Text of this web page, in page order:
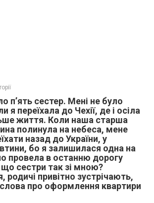
п’ять сестер. Мені не було
я переїхала до Чехії, де і осіла
життя. Коли наша старша
полинула на небеса, мене
назад до України, у
бо я залишилася одна на
провела в останню дорогу
що сестри так зі мною?
родичі привітно зустрічають,
про оформлення квартири